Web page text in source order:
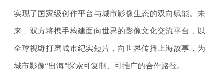
实现了国家级创作平台与城市影像生态的双向赋能。未
来，双方将携手构建面向世界的影像文化交流平台，以
全球视野打磨城市纪实短片，向世界传播上海故事，为
城市影像“出海”探索可复制、可推广的合作路径。